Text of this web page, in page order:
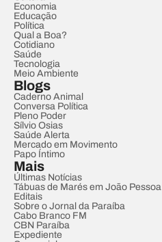
Economia
Educação
Política
Qual a Boa?
Cotidiano
Saúde
Tecnologia
Meio Ambiente
Blogs
Caderno Animal
Conversa Política
Pleno Poder
Sílvio Osias
Saúde Alerta
Mercado em Movimento
Papo Íntimo
Mais
Últimas Notícias
Tábuas de Marés em João Pessoa
Editais
Sobre o Jornal da Paraíba
Cabo Branco FM
CBN Paraíba
Expediente